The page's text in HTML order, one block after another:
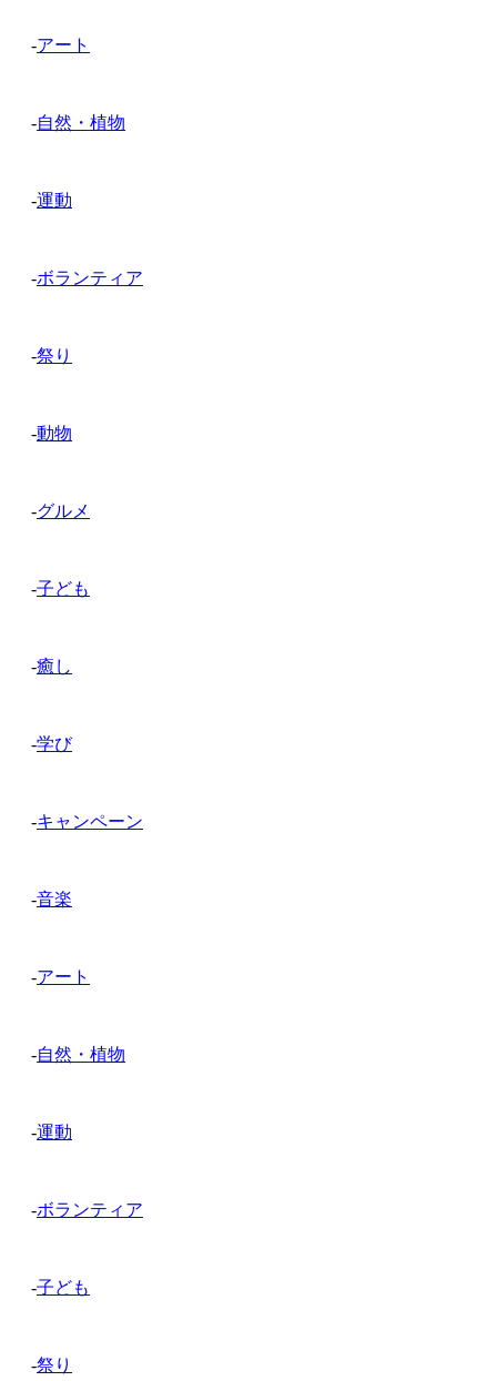
-アート
-自然・植物
-運動
-ボランティア
-祭り
-動物
-グルメ
-子ども
-癒し
-学び
-キャンペーン
-音楽
-アート
-自然・植物
-運動
-ボランティア
-子ども
-祭り